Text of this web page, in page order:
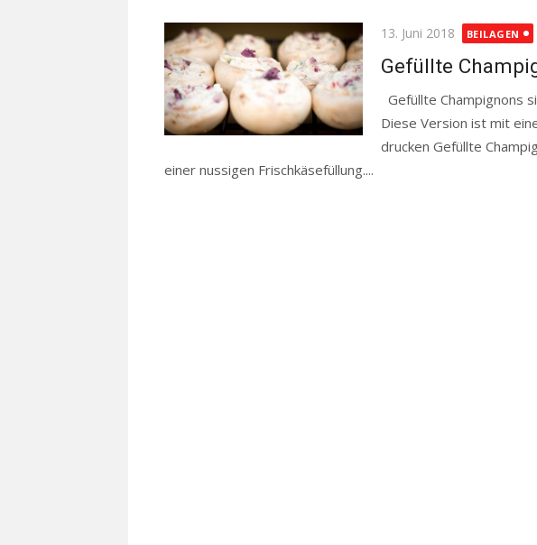
Posted
13. Juni 2018 BEILAGEN
Gefüllte
Gefüllte Champignons
Diese Version ist mit
drucken Gefüllte
einer nussigen Frischkäsefüllung....